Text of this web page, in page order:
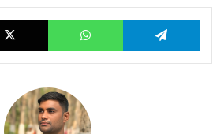
X WhatsApp